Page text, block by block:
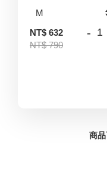
NT$ 632
NT$ 790
-
商